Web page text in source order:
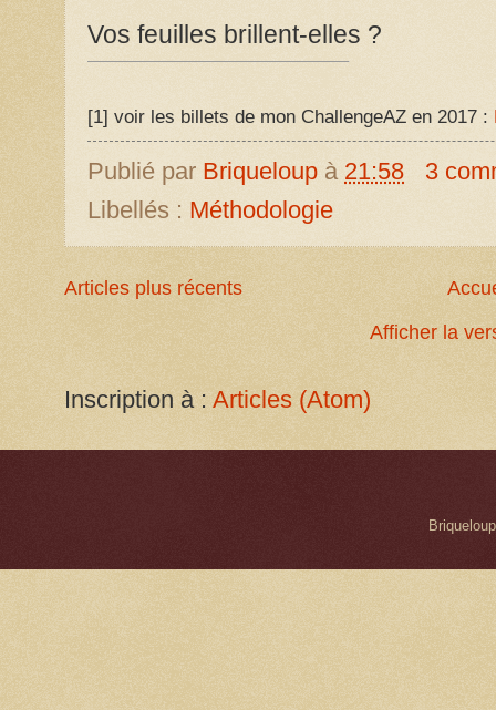
Vos feuilles brillent-elles ?
[1] voir les billets de mon ChallengeAZ en 2017 :
Publié par Briqueloup à 21:58
3
Libellés : Méthodologie
Articles plus récents
Afficher la
Inscription à : Articles (Atom)